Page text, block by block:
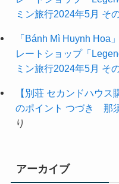
ミン旅行2024年5月 その
「Bánh Mì Huynh Hoa
レートショップ「
ミン旅行2024年5月 その
【別荘 セカンドハウ
のポイント つづき 那
り
アーカイブ